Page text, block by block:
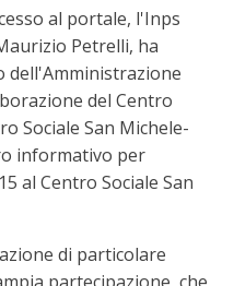
al portale, l'Inps
Petrelli, ha
dell'Amministrazione
del Centro
Sociale San Michele-
informativo per
al Centro Sociale San
di particolare